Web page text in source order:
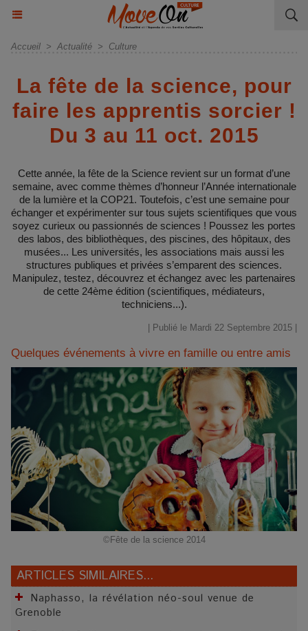
Accueil > Actualité > Culture
La fête de la science, pour
faire les apprentis sorcier !
Du 3 au 11 oct. 2015
Cette année, la fête de la Science revient sur un format d’une
semaine, avec comme thèmes d’honneur l’Année internationale
de la lumière et la COP21. Toutefois, c’est une semaine pour
échanger et expérimenter sur tous sujets scientifiques que vous
soyez curieux ou passionnés de sciences ! Poussez les portes
des labos, des bibliothèques, des piscines, des hôpitaux, des
musées... Les universités, les associations mais aussi les
structures publiques et privées s’emparent des sciences.
Manipulez, testez, découvrez et échangez avec les partenaires
de cette 24ème édition (scientifiques, médiateurs,
techniciens...).
| Publié le Mardi 22 Septembre 2015 |
Quelques événements à vivre en famille ou entre amis
©Fête de la science 2014
ARTICLES SIMILAIRES...
Naphasso, la révélation néo-soul venue de
Grenoble